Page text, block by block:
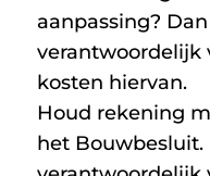
aanpassing?
verantwoordelijk
kosten hiervan.
Houd rekening
het Bouwbesluit.